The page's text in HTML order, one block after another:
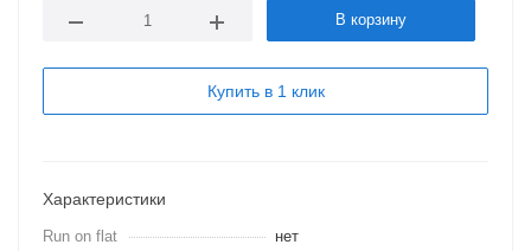
В корзину
Купить в 1 клик
Характеристики
Run on flat
нет